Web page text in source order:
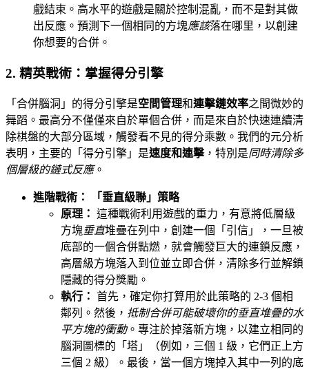
戲結束。高水平的遊戲是關於控制混亂，而不是對其做
出反應。預測下一個相同的方塊應該落在哪里，以創建
你想要的合併。
2. 精英戰術：掌握得分引擎
「合併腦洞」的得分引擎是空間管理和連擊鏈效率之間微妙的
舞蹈。最高分不僅僅來自於單個合併，而是來自於快速連續清
除棋盤的大部分區域，觸發看不見的得分乘數。我們的元分析
表明，主要的「得分引擎」是速度和連擊，特別是同時清除多
個層級的鏈式反應。
進階戰術： 「垂直級聯」策略
原理： 這種戰術利用遊戲的重力，有意將低層級
方塊垂直堆疊在列中，創建一個「引信」，一旦被
底部的一個合併點燃，就會觸發巨大的連鎖反應，
高層級方塊落入到位並立即合併，清除多行並解鎖
隱藏的得分獎勵。
執行： 首先，確定你打算用於此策略的 2-3 個相
鄰列。然後， 抵制合併可能破壞你的垂直堆疊的水
平方塊的衝動。專注於掉落新方塊，以建立相同的
腦洞圖標的「塔」（例如，三個 1 級，它們正上方
三個 2 級）。最後，當一個方塊掉入其中一列的底